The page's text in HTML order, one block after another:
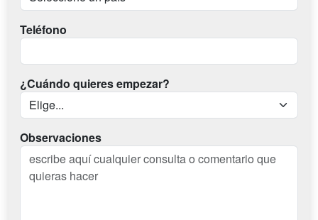
Teléfono
¿Cuándo quieres empezar?
Observaciones